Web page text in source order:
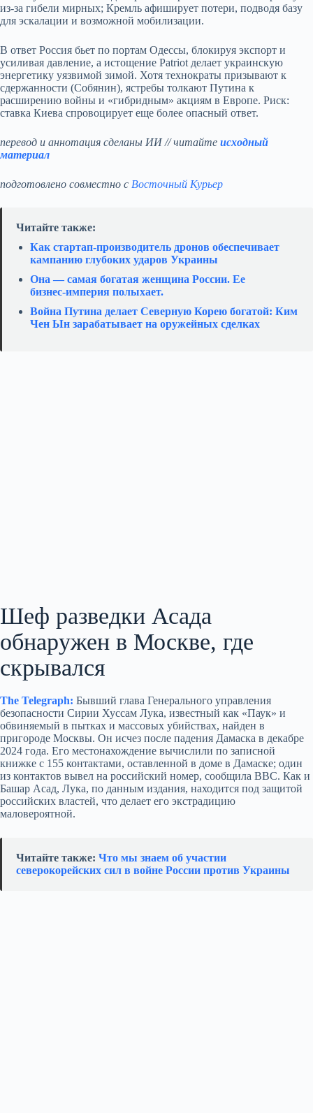
из‑за гибели мирных; Кремль афиширует потери, подводя базу
для эскалации и возможной мобилизации.
В ответ Россия бьет по портам Одессы, блокируя экспорт и
усиливая давление, а истощение Patriot делает украинскую
энергетику уязвимой зимой. Хотя технократы призывают к
сдержанности (Собянин), ястребы толкают Путина к
расширению войны и «гибридным» акциям в Европе. Риск:
ставка Киева спровоцирует еще более опасный ответ.
перевод и аннотация сделаны ИИ // читайте исходный
материал
подготовлено совместно с Восточный Курьер
Читайте также:
Как стартап‑производитель дронов обеспечивает
кампанию глубоких ударов Украины
Она — самая богатая женщина России. Ее
бизнес‑империя полыхает.
Война Путина делает Северную Корею богатой: Ким
Чен Ын зарабатывает на оружейных сделках
Шеф разведки Асада
обнаружен в Москве, где
скрывался
The Telegraph: Бывший глава Генерального управления
безопасности Сирии Хуссам Лука, известный как «Паук» и
обвиняемый в пытках и массовых убийствах, найден в
пригороде Москвы. Он исчез после падения Дамаска в декабре
2024 года. Его местонахождение вычислили по записной
книжке с 155 контактами, оставленной в доме в Дамаске; один
из контактов вывел на российский номер, сообщила BBC. Как и
Башар Асад, Лука, по данным издания, находится под защитой
российских властей, что делает его экстрадицию
маловероятной.
Читайте также: Что мы знаем об участии
северокорейских сил в войне России против Украины